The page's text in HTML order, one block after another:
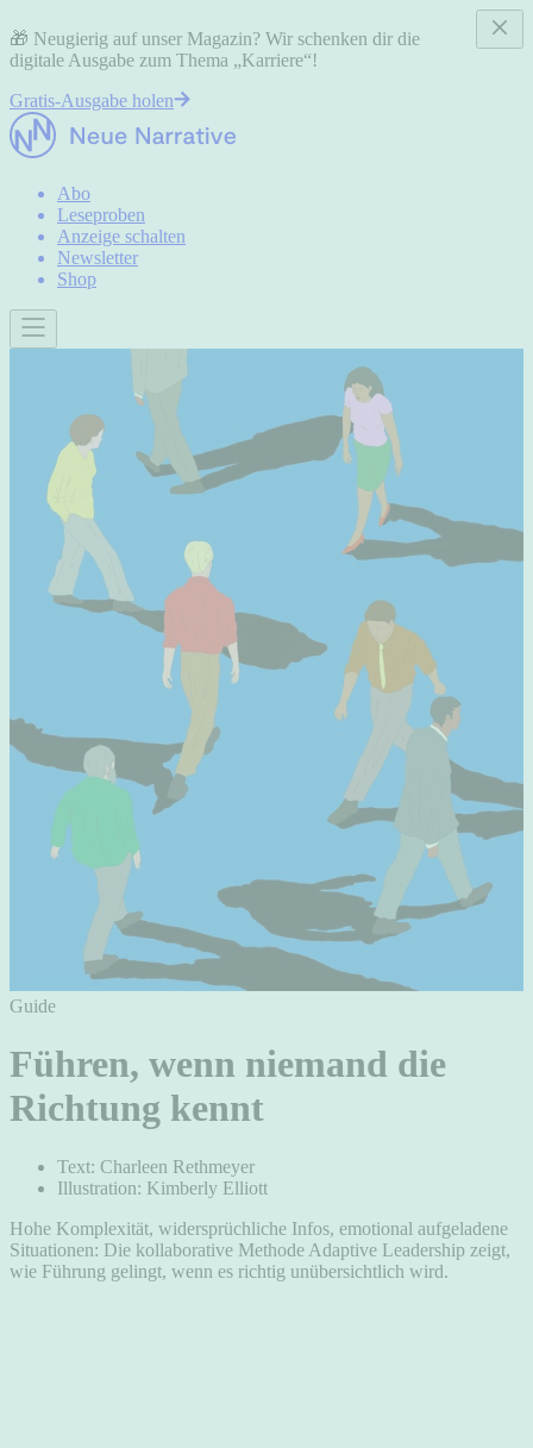
🎁 Neugierig auf unser Magazin? Wir schenken dir die
digitale Ausgabe zum Thema „Karriere“!
Gratis-Ausgabe holen
Abo
Leseproben
Anzeige schalten
Newsletter
Shop
Guide
Führen, wenn niemand die
Richtung kennt
Text: Charleen Rethmeyer
Illustration: Kimberly Elliott
Hohe Komplexität, widersprüchliche Infos, emotional aufgeladene
Situationen: Die kollaborative Methode Adaptive Leadership zeigt,
wie Führung gelingt, wenn es richtig unübersichtlich wird.